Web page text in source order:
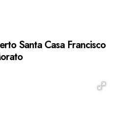
Santa Casa Francisco